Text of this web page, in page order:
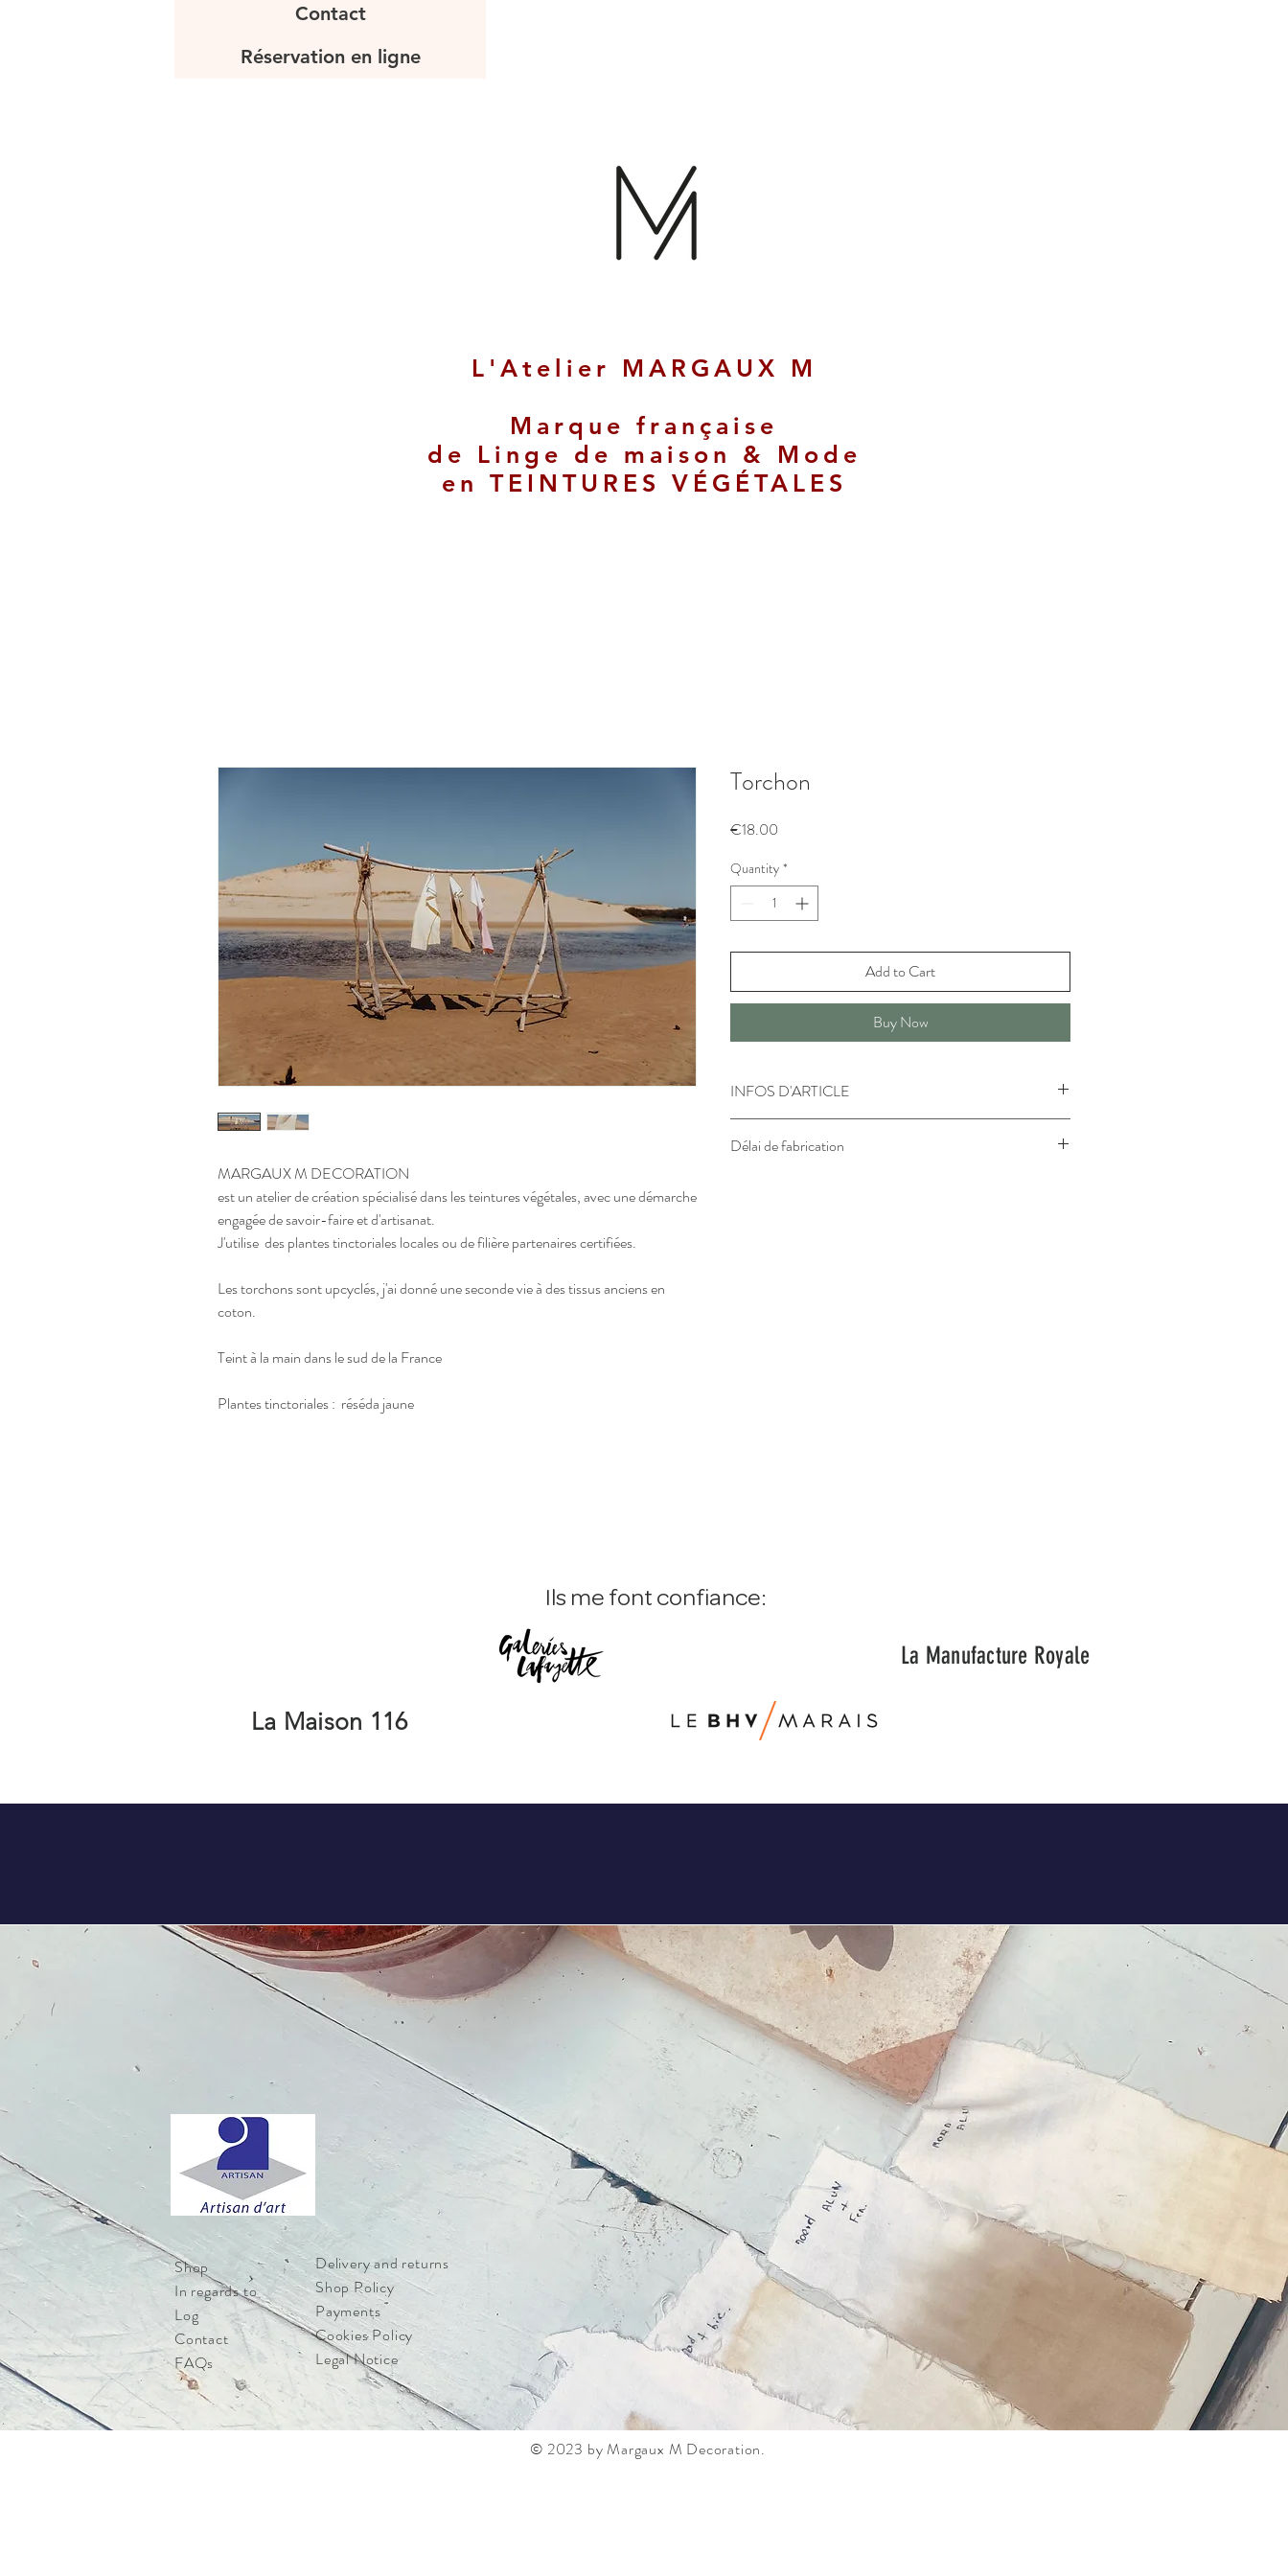
Contact
Réservation en ligne
L'Atelier MARGAUX M
Marque française
de Linge de maison & Mode
en TEINTURES VÉGÉTALES
MARGAUX M DECORATION
est un atelier de création spécialisé dans les teintures végétales, avec une démarche
engagée de savoir-faire et d'artisanat.
J'utilise des plantes tinctoriales locales ou de filière partenaires certifiées.
Les torchons sont upcyclés, j'ai donné une seconde vie à des tissus anciens en
coton.
Teint à la main dans le sud de la France
Plantes tinctoriales : réséda jaune
Torchon
€18.00
Quantity *
Add to Cart
Buy Now
INFOS D'ARTICLE
Dimension: 45x70 cm
Délai de fabrication
Ils me font confiance:
La Maison 116
La Manufacture Royale
Shop
In regards to
Log
Contact
FAQs
Delivery and returns
Shop Policy
Payments
Cookies Policy
Legal Notice
© 2023 by Margaux M Decoration.